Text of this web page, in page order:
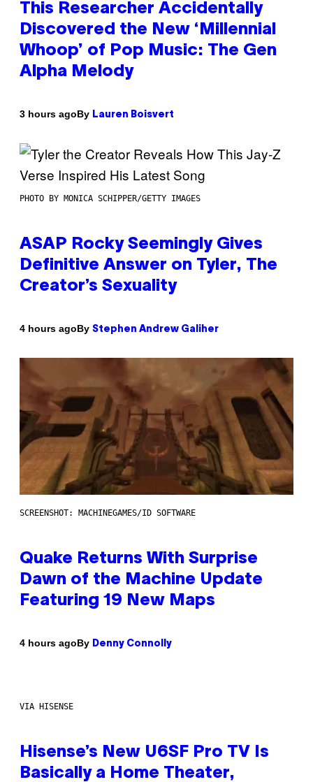
This Researcher Accidentally
Discovered the New ‘Millennial
Whoop’ of Pop Music: The Gen
Alpha Melody
3 hours agoBy Lauren Boisvert
PHOTO BY MONICA SCHIPPER/GETTY IMAGES
ASAP Rocky Seemingly Gives
Definitive Answer on Tyler, The
Creator’s Sexuality
4 hours agoBy Stephen Andrew Galiher
SCREENSHOT: MACHINEGAMES/ID SOFTWARE
Quake Returns With Surprise
Dawn of the Machine Update
Featuring 19 New Maps
4 hours agoBy Denny Connolly
VIA HISENSE
Hisense’s New U6SF Pro TV Is
Basically a Home Theater,